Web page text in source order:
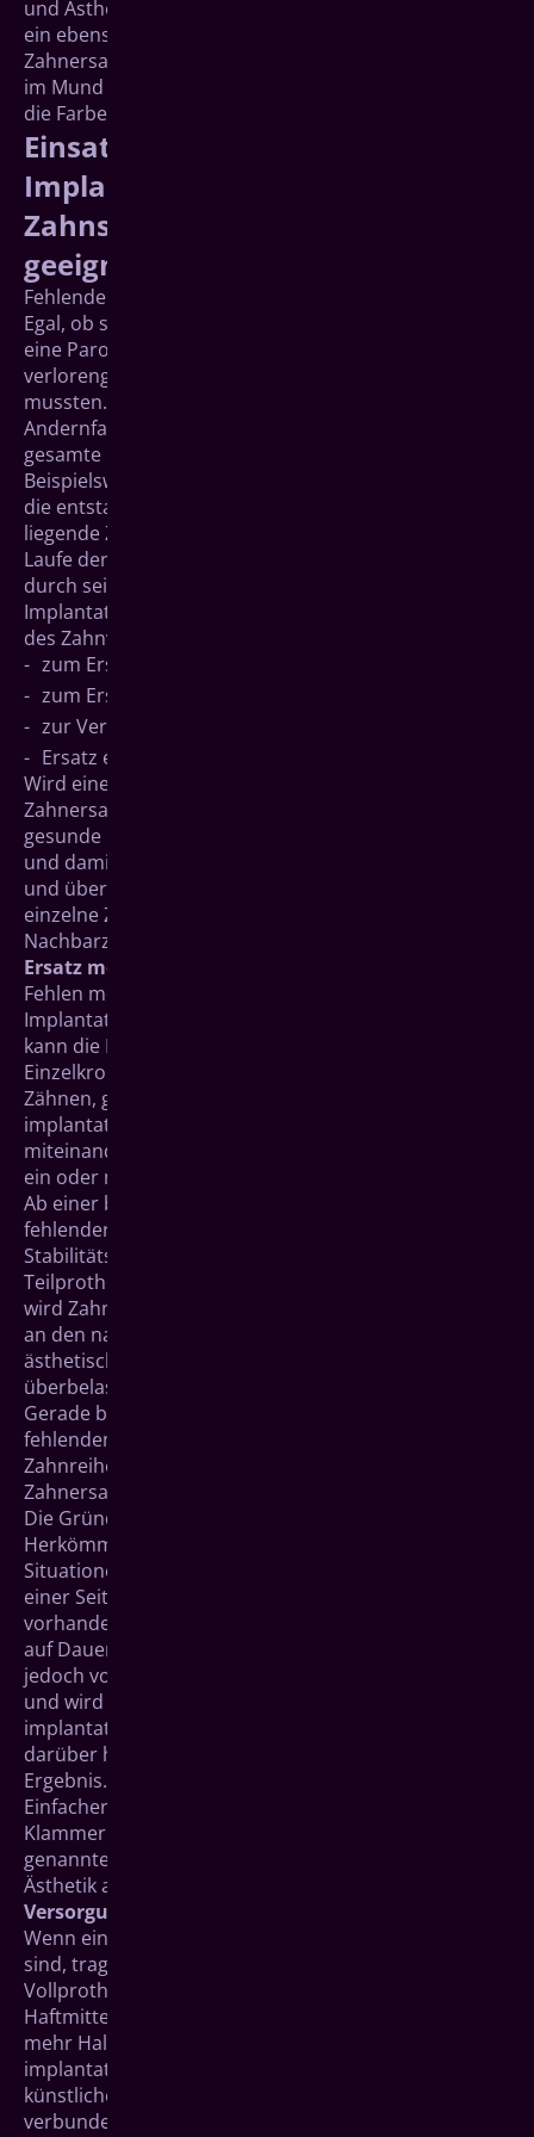
und Ästhetik sehr nahe und vermittelt in aller Regel
ein ebenso natürliches Kaugefühl. Der aufgesetzte
Zahnersatz (die „Suprakonstruktion") ist der einzige
im Mund sichtbare Teil des Implantats und wird an
die Farbe des natürlichen Zahnschmelzes angepasst.
Einsatzmöglichkeiten von
Implantaten – für welche
Zahnsituationen sind sie
geeignet?
Fehlende Zähne sollten in jedem Fall ersetzt werden.
Egal, ob sie durch einen Zahnunfall, durch Karies oder
eine Parodontitis (Zahnbettentzündung)
verlorengegangen sind bzw. entfernt werden
mussten.
Andernfalls können die übrigen Zähne und der
gesamte Biss in Mitleidenschaft gezogen werden.
Beispielsweise schieben sich benachbarte Zähne in
die entstandene Lücke hinein und der gegenüber
liegende Zahn im Ober- bzw. Unterkiefer wächst im
Laufe der Zeit heraus, weil der nötige Gegendruck
durch seinen Gegenzahn (Antagonisten) fehlt.
Implantate eignen sich grundsätzlich in allen Fällen
des Zahnverlustes:
zum Ersatz eines Einzelzahns
zum Ersatz mehrerer Zähne nebeneinander
zur Versorgung ganzer Zahnreihen
Ersatz eines Einzelzahnes
Wird eine einzelne Zahnlücke mit herkömmlichem
Zahnersatz wie einer Brücke geschlossen, müssen
gesunde Nachbarzähne als Brückenpfeiler genutzt
und damit beschädigt werden: Sie werden beschliffen
und überkront. Nicht so bei Implantaten: Jeder
einzelne Zahn kann ersetzt werden, ohne einen
Nachbarzahn zu schädigen.
Ersatz mehrerer Zähne nebeneinander
Fehlen mehrere Zähne nebeneinander, bietet die
Implantatbehandlung zwei Möglichkeiten: Entweder
kann die Lücke mit implantatgetragenen
Einzelkronen, also einzeln verankerten künstlichen
Zähnen, geschlossen werden oder mit einer
implantatgetragenen Brücke. Dabei wird eine Reihe
miteinander verbundener künstlicher Kronen durch
ein oder mehrere Implantate getragen.
Ab einer bestimmten Anzahl nebeneinander
fehlender Zähne ist eine Brücke aus
Stabilitätsgründen nicht mehr sinnvoll. Bei
Teilprothesen mit Klammern („Klammerprothesen“)
wird Zahnersatz mithilfe gebogener Metallklammern
an den natürlichen Zähnen befestigt. Dies hat
ästhetische Nachteile und kann die natürlichen Zähne
überbelasten und schädigen.
Gerade bei so genannten „Freiendsituationen“, also
fehlenden Backenzähnen am hinteren Ende einer
Zahnreihe, bietet sich oftmals implantatgetragener
Zahnersatz an.
Die Gründe:
Herkömmliche Brücken finden bei solchen
Situationen nicht immer genügend Halt, weil nur auf
einer Seite der Brücke ein Pfeilerzahn zur Befestigung
vorhanden ist. Der hohe Druck beim Kauen könnte
auf Dauer zu einer Lockerung führen. Dies hängt
jedoch von der Beschaffenheit des Pfeilerzahnes ab
und wird individuell geprüft. Mit
implantatgetragenem Zahnersatz erzielt man
darüber hinaus in der Regel ein ästhetischeres
Ergebnis.
Einfachere, herausnehmbare Teilprothesen mit
Klammern („Klammerprothesen“) weisen die
genannten Nachteile bei Funktion, Komfort und
Ästhetik auf.
Versorgung ganzer Zahnreihen
Wenn ein oder mehrere Kieferbögen völlig zahnlos
sind, tragen Patienten oft herkömmliche
Vollprothesen, die lediglich durch Saugkräfte und
Haftmittel am Kiefer gehalten werden. Wesentlich
mehr Halt und damit mehr Sicherheit im Alltag bieten
implantatgestützte Prothesen, weil sie durch die
künstlichen Zahnwurzeln fest mit dem Kiefer
verbunden sind.